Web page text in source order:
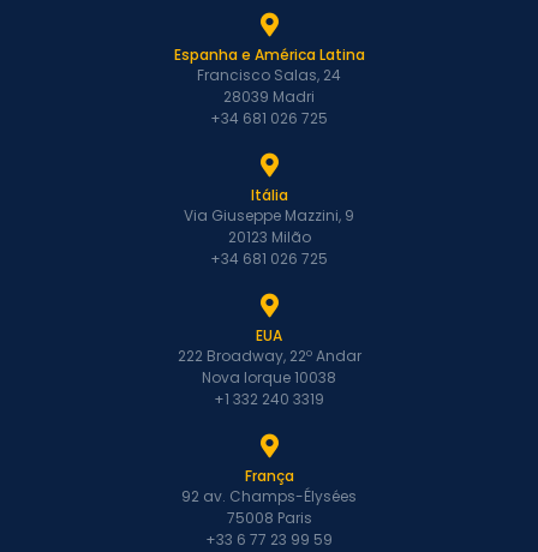
Espanha e América Latina
Francisco Salas, 24
28039 Madri
+34 681 026 725
Itália
Via Giuseppe Mazzini, 9
20123 Milão
+34 681 026 725
EUA
222 Broadway, 22º Andar
Nova Iorque 10038
+1 332 240 3319
França
92 av. Champs-Élysées
75008 Paris
+33 6 77 23 99 59